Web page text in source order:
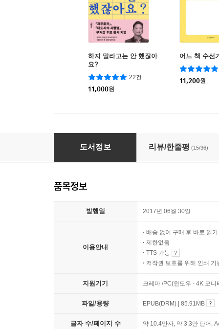
하지 말라고는 안 했잖아
요?
22건
11,000원
어느 책 수선
11,200원
유럽의 그림책 작가들에게 묻다
도서정보 리뷰/한줄평 (15/36)
품목정보
발행일 2017년 06월 30일
이용안내
배송 없이 구매 후 바로 읽기
제한없음
TTS 가능
저작권 보호를 위해 인쇄 기
지원기기 크레마 /PC(윈도우 - 4K 모
파일/용량 EPUB(DRM) | 85.91MB
글자 수/페이지 수 약 10.4만자, 약 3.3만 단어,